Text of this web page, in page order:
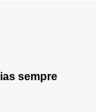
sempre